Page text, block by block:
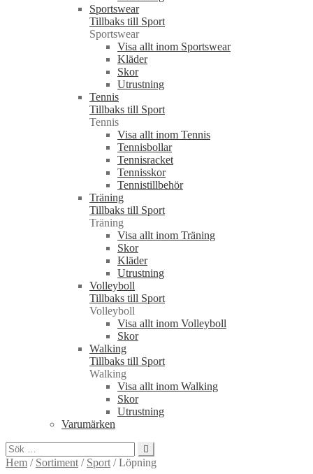
Sportswear
Tillbaks till Sport
Sportswear
Visa allt inom Sportswear
Kläder
Skor
Utrustning
Tennis
Tillbaks till Sport
Tennis
Visa allt inom Tennis
Tennisbollar
Tennisracket
Tennisskor
Tennistillbehör
Träning
Tillbaks till Sport
Träning
Visa allt inom Träning
Skor
Kläder
Utrustning
Volleyboll
Tillbaks till Sport
Volleyboll
Visa allt inom Volleyboll
Skor
Walking
Tillbaks till Sport
Walking
Visa allt inom Walking
Skor
Utrustning
Varumärken
Sök
efter:
Hem / Sortiment / Sport /Löpning